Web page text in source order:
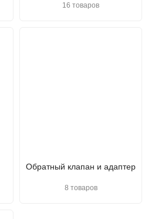
16 товаров
Обратный клапан и адаптер
8 товаров